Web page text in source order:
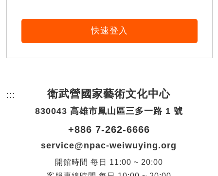
快速登入
::: 頁尾網站資訊。
衛武營國家藝術文化中心
830043 高雄市鳳山區三多一路 1 號
+886 7-262-6666
service@npac-weiwuying.org
開館時間 每日
11:00 ~ 20:00